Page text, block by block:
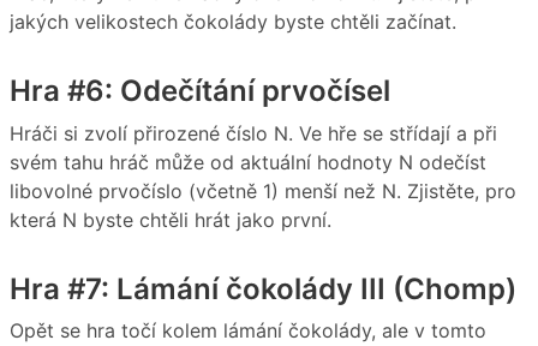
jakých velikostech čokolády byste chtěli začínat.
Hra #6: Odečítání prvočísel
Hráči si zvolí přirozené číslo N. Ve hře se střídají a při
svém tahu hráč může od aktuální hodnoty N odečíst
libovolné prvočíslo (včetně 1) menší než N. Zjistěte, pro
která N byste chtěli hrát jako první.
Hra #7: Lámání čokolády III (Chomp)
Opět se hra točí kolem lámání čokolády, ale v tomto